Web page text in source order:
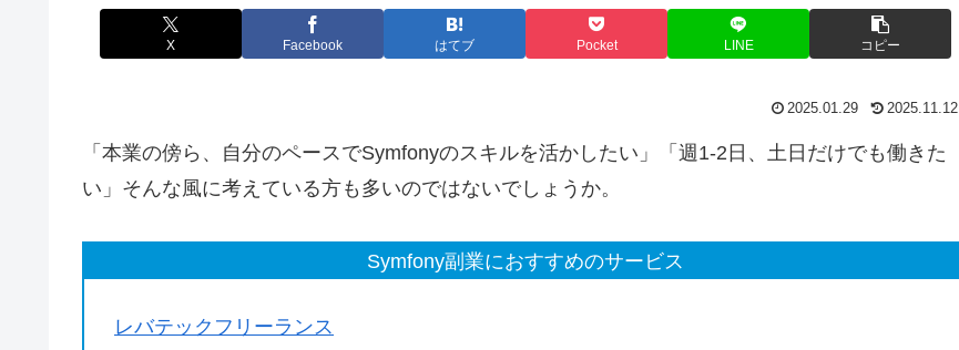
X Facebook はてブ Pocket LINE コピー
2025.01.29 2025.11.12
「本業の傍ら、自分のペースでSymfonyのスキルを活かしたい」「週1-2日、土日だけでも働きた
い」そんな風に考えている方も多いのではないでしょうか。
Symfony副業におすすめのサービス
レバテックフリーランス